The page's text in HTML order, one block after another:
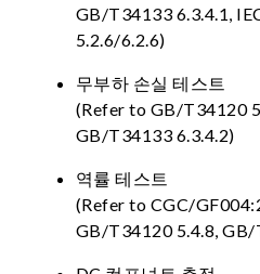
GB/T34133 6.3.4.1,
5.2.6/6.2.6)
무부하 손실 테스트
(Refer to GB/T34120
GB/T34133 6.3.4.2)
역률 테스트
(Refer to CGC/
GB/T34120 5.4.8, GB/